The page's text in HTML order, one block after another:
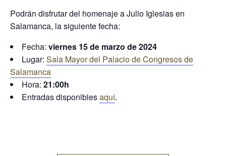
Podrán disfrutar del homenaje a Julio Iglesias en
Salamanca, la siguiente fecha:
Fecha: viernes 15 de marzo de 2024
Lugar: Sala Mayor del Palacio de Congresos de
Salamanca
Hora: 21:00h
Entradas disponiblesaquí.